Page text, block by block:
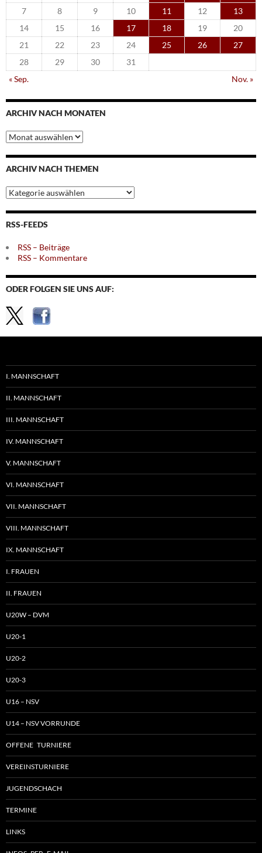
7
8 9 10 11 12
13
14
15 16 17 18 19
20
21
22 23 24 25 26
27
28
29 30
31
« Sep.
Nov. »
ARCHIV NACH MONATEN
Archiv
nach
Monaten
ARCHIV NACH THEMEN
Archiv
nach
Themen
RSS-FEEDS
RSS – Beiträge
RSS – Kommentare
ODER FOLGEN SIE UNS AUF:
I. MANNSCHAFT
II. MANNSCHAFT
III. MANNSCHAFT
IV. MANNSCHAFT
V. MANNSCHAFT
VI. MANNSCHAFT
VII. MANNSCHAFT
VIII. MANNSCHAFT
IX. MANNSCHAFT
I. FRAUEN
II. FRAUEN
U20W – DVM
U20-1
U20-2
U20-3
U16 – NSV
U14 – NSV VORRUNDE
OFFENE TURNIERE
VEREINSTURNIERE
JUGENDSCHACH
TERMINE
LINKS